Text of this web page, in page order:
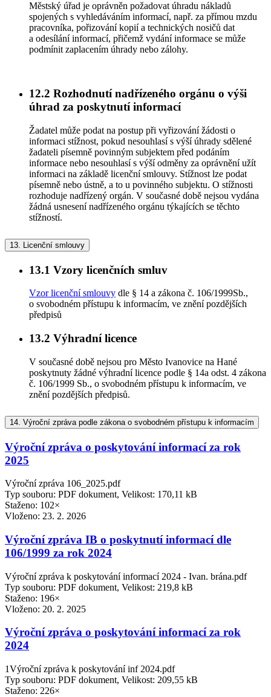
Městský úřad je oprávněn požadovat úhradu nákladů
spojených s vyhledáváním informací, např. za přímou mzdu
pracovníka, pořizování kopií a technických nosičů dat
a odesílání informací, přičemž vydání informace se může
podmínit zaplacením úhrady nebo zálohy.
12.2 Rozhodnutí nadřízeného orgánu o výši
úhrad za poskytnutí informací
Žadatel může podat na postup při vyřizování žádosti o
informaci stížnost, pokud nesouhlasí s výší úhrady sdělené
žadateli písemně povinným subjektem před podáním
informace nebo nesouhlasí s výší odměny za oprávnění užít
informaci na základě licenční smlouvy. Stížnost lze podat
písemně nebo ústně, a to u povinného subjektu. O stížnosti
rozhoduje nadřízený orgán. V současné době nejsou vydána
žádná usnesení nadřízeného orgánu týkajících se těchto
stížností.
13. Licenční smlouvy
13.1 Vzory licenčních smluv
Vzor licenční smlouvy dle § 14 a zákona č. 106/1999Sb.,
o svobodném přístupu k informacím, ve znění pozdějších
předpisů
13.2 Výhradní licence
V současné době nejsou pro Město Ivanovice na Hané
poskytnuty žádné výhradní licence podle § 14a odst. 4 zákona
č. 106/1999 Sb., o svobodném přístupu k informacím, ve
znění pozdějších předpisů.
14. Výroční zpráva podle zákona o svobodném přístupu k informacím
Výroční zpráva o poskytování informací za rok
2025
Výroční zpráva 106_2025.pdf
Typ souboru: PDF dokument, Velikost: 170,11 kB
Staženo: 102×
Vloženo: 23. 2. 2026
Výroční zpráva IB o poskytnutí informací dle
106/1999 za rok 2024
Výroční zpráva k poskytování informací 2024 - Ivan. brána.pdf
Typ souboru: PDF dokument, Velikost: 219,8 kB
Staženo: 196×
Vloženo: 20. 2. 2025
Výroční zpráva o poskytování informací za rok
2024
1Výroční zpráva k poskytování inf 2024.pdf
Typ souboru: PDF dokument, Velikost: 209,55 kB
Staženo: 226×